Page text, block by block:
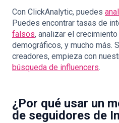
Con ClickAnalytic, puedes
Puedes encontrar tasas de
falsos, analizar el
demográficos, y mucho más.
creadores, empieza con
búsqueda de influencers.
¿Por qué usar un
de seguidores de